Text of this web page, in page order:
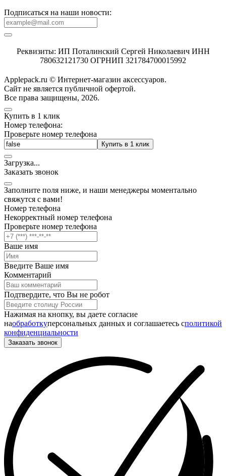
Подписаться на наши новости:
Реквизиты: ИП Поталинский Сергей Николаевич ИНН
780632121730 ОГРНИП 321784700015992
Applepack.ru © Интернет-магазин аксессуаров.
Cайт не является публичной офертой.
Все права защищены, 2026.
Купить в 1 клик
Номер телефона:
Проверьте номер телефона
Купить в 1 клик
Загрузка...
Заказать звонок
Заполните поля ниже, и наши менеджеры моментально
свяжутся с вами!
Номер телефона
Некорректный номер телефона
Проверьте номер телефона
Ваше имя
Введите Ваше имя
Комментарий
Подтвердите, что Вы не робот
Нажимая на кнопку, вы даете согласие
наобработкуперсональных данных и соглашаетесь cполитикой
конфиденциальности
Заказать звонок